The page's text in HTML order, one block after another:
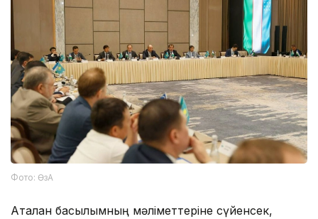
Фото: ӨзА
Аталған басылымның мәліметтеріне сүйенсек,